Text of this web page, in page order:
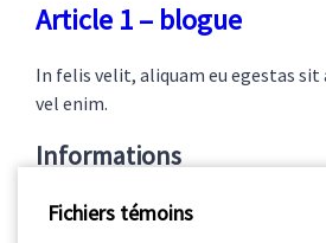
Article 1 – blogue
In felis velit, aliquam eu egestas
vel enim.
Informations
A venir…
Fichiers témoins